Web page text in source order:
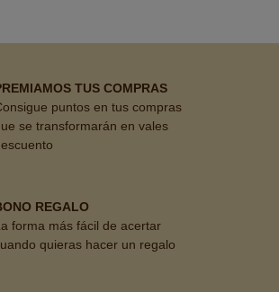
TUS COMPRAS
puntos en tus compras
se transformarán en vales
REGALO
forma más fácil de acertar
quieras hacer un regalo